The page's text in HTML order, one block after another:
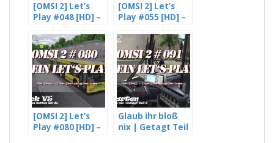
[OMSI 2] Let’s
Play #048 [HD] –
Beta –
Trunkenheit am
Steuer?
Supergeil! L255
(1/2)
[OMSI 2] Let’s
Play #055 [HD] –
Müde (4/4)
[OMSI 2] Let’s
Play #080 [HD] –
Glaub ihr bloß
nix | Getagt Teil